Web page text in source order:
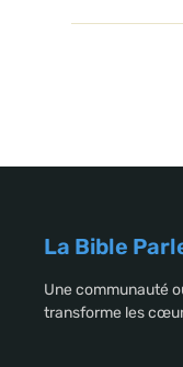
La Bible
Une communauté
transforme les